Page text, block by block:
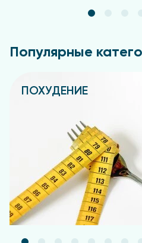
можно продолжить.
Индивидуальная
применением
проконсультироваться с
Популярные
ПОХУДЕНИЕ